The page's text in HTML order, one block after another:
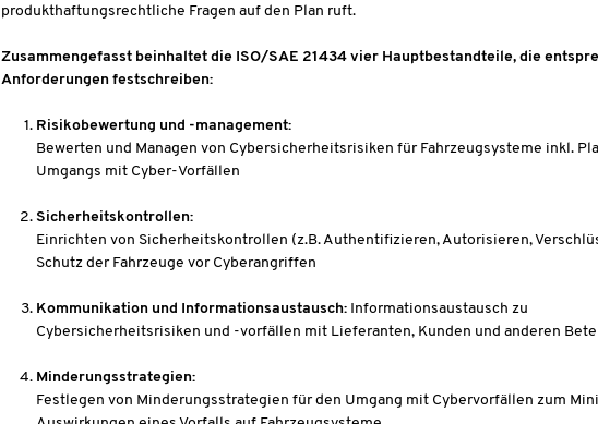
produkthaftungsrechtliche Fragen auf den Plan ruft.
Zusammengefasst beinhaltet die ISO/SAE 21434 vier Hauptbestandteile, die
Anforderungen festschreiben:
Risikobewertung und -management:
Bewerten und Managen von Cybersicherheitsrisiken für Fahrzeugsysteme inkl.
Umgangs mit Cyber-Vorfällen
Sicherheitskontrollen:
Einrichten von Sicherheitskontrollen (z.B. Authentifizieren, Autorisieren,
Schutz der Fahrzeuge vor Cyberangriffen
Kommunikation und Informationsaustausch: Informationsaustausch zu
Cybersicherheitsrisiken und -vorfällen mit Lieferanten, Kunden und anderen
Minderungsstrategien:
Festlegen von Minderungsstrategien für den Umgang mit Cybervorfällen zum